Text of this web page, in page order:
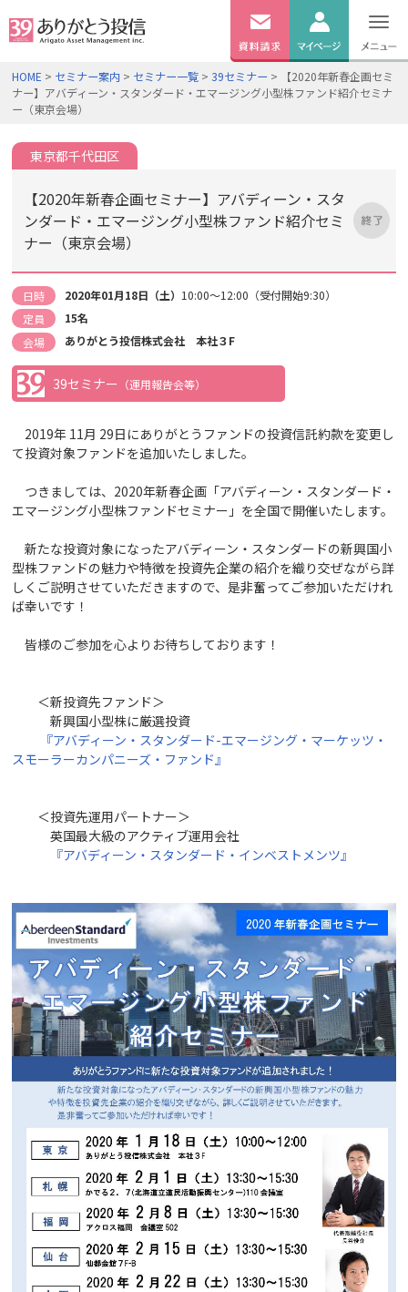
無料
資料
請求
ログイン
HOME > セミナー案内 > セミナー一覧 >39セミナー > 【2020年新春企画セミ
ナー】アバディーン・スタンダード・エマージング小型株ファンド紹介セミナ
ー（東京会場）
東京都千代田区
【2020年新春企画セミナー】アバディーン・スタ
ンダード・エマージング小型株ファンド紹介セミ
ナー（東京会場）
日時 2020年01月18日（土） 10:00～12:00（受付開始9:30）
定員
15名
会場
ありがとう投信株式会社 本社３F
39セミナー （運用報告会等）
2019年 11月 29日にありがとうファンドの投資信託約款を変更し
て投資対象ファンドを追加いたしました。
つきましては、2020年新春企画「アバディーン・スタンダード・
エマージング小型株ファンドセミナー」を全国で開催いたします。
新たな投資対象になったアバディーン・スタンダードの新興国小
型株ファンドの魅力や特徴を投資先企業の紹介を織り交ぜながら詳
しくご説明させていただきますので、是非奮ってご参加いただけれ
ば幸いです！
皆様のご参加を心よりお待ちしております！
＜新投資先ファンド＞
新興国小型株に厳選投資
『アバディーン・スタンダード-エマージング・マーケッツ・
スモーラーカンパニーズ・ファンド』
＜投資先運用パートナー＞
英国最大級のアクティブ運用会社
『アバディーン・スタンダード・インベストメンツ』